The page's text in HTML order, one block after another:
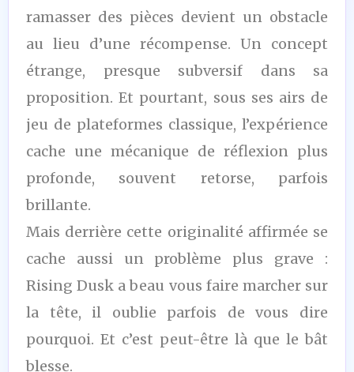
ramasser des pièces devient un obstacle
au lieu d’une récompense. Un concept
étrange, presque subversif dans sa
proposition. Et pourtant, sous ses airs de
jeu de plateformes classique, l’expérience
cache une mécanique de réflexion plus
profonde, souvent retorse, parfois
brillante.
Mais derrière cette originalité affirmée se
cache aussi un problème plus grave :
Rising Dusk a beau vous faire marcher sur
la tête, il oublie parfois de vous dire
pourquoi. Et c’est peut-être là que le bât
blesse.